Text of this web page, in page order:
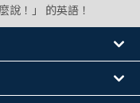
說！」 的英語！